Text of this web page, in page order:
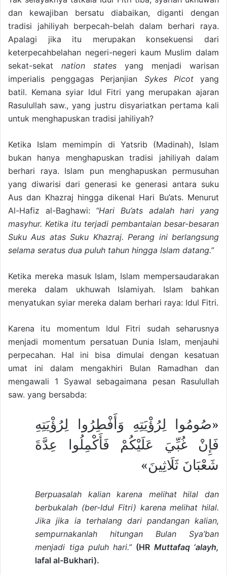
dan kewajiban bersatu diabaikan, diganti dengan
tradisi jahiliyah berpecah-belah dalam berhari raya.
Apalagi jika itu merupakan konsekuensi dari
keterpecahbelahan negeri-negeri kaum Muslim dalam
sekat-sekat nation states yang menjadi warisan
imperialis penggagas Perjanjian Sykes Picotyang
batil. Kemana syiar Idul Fitri yang merupakan ajaran
Rasulullah saw., yang justru disyariatkan pertama kali
untuk menghapuskan tradisi jahiliyah?
Ketika Islam memimpin di Yatsrib (Madinah), Islam
bukan hanya menghapuskan tradisi jahiliyah dalam
berhari raya. Islam pun menghapuskan permusuhan
yang diwarisi dari generasi ke generasi antara suku
Aus dan Khazraj hingga dikenal Hari Bu’ats. Menurut
Al-Hafiz al-Baghawi: “Hari Bu’ats adalah hari yang
masyhur. Ketika itu terjadi pembantaian besar-besaran
Suku Aus atas Suku Khazraj. Perang ini berlangsung
selama seratus dua puluh tahun hingga Islam datang.”
Ketika mereka masuk Islam, Islam mempersaudarakan
mereka dalam ukhuwah Islamiyah. Islam bahkan
menyatukan syiar mereka dalam berhari raya: Idul Fitri.
Karena itu momentum Idul Fitri sudah seharusnya
menjadi momentum persatuan Dunia Islam, menjauhi
perpecahan. Hal ini bisa dimulai dengan kesatuan
umat ini dalam mengakhiri Bulan Ramadhan dan
mengawali 1 Syawal sebagaimana pesan Rasulullah
saw. yang bersabda:
«صُومُوا لِرُؤْيَتِهِ وَأَفْطِرُوا لِرُؤْيَتِهِ
فَإِنْ غُبِّيَ عَلَيْكُمْ فَأَكْمِلُوا عِدَّةَ
شَعْبَانَ ثَلَاثِينَ»
Berpuasalah kalian karena melihat hilal dan
berbukalah (ber-Idul Fitri) karena melihat hilal.
Jika jika ia terhalang dari pandangan kalian,
sempurnakanlah hitungan Bulan Sya’ban
menjadi tiga puluh hari.” (HR Muttafaq ‘alayh,
lafal al-Bukhari).